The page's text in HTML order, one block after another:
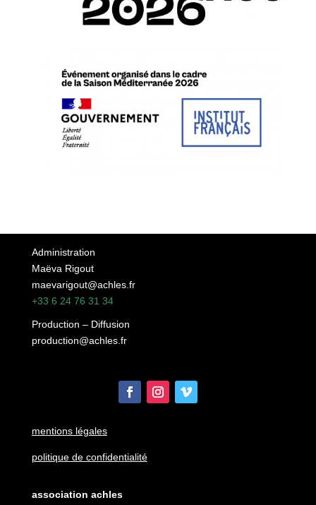
Administration
Maëva Rigout
maevarigout@achles.fr
+33 6 24 76 31 34
Production – Diffusion
production@achles.fr
mentions légales
politique de confidentialité
association achles